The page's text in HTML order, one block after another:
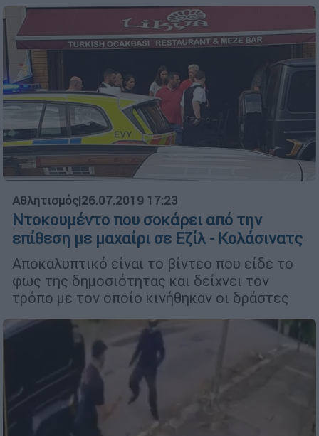
Αθλητισμός|26.07.2019 17:23
Nτοκουμέντο που σοκάρει από την
επίθεση με μαχαίρι σε Εζίλ - Κολάσινατς
Αποκαλυπτικό είναι το βίντεο που είδε το
φως της δημοσιότητας και δείχνει τον
τρόπο με τον οποίο κινήθηκαν οι δράστες